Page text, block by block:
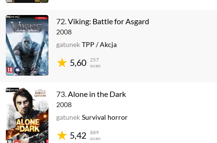
72.Viking: Battle for Asgard
2008
5,60
257
ocen
gatunek TPP /Akcja
73.Alone in the Dark
2008
5,42
889
ocen
gatunek Survival horror